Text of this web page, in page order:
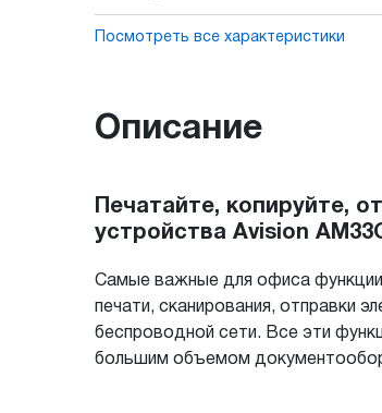
Посмотреть все характеристики
Описание
Печатайте, копируйте,
устройства Avision
Самые важные для офиса функции
печати, сканирования, отправки
беспроводной сети. Все эти
большим объемом